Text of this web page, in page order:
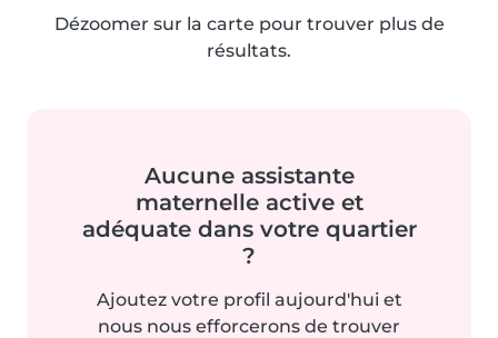
Dézoomer sur la carte pour trouver plus de
résultats.
Aucune assistante
maternelle active et
adéquate dans votre quartier
?
Ajoutez votre profil aujourd'hui et
nous nous efforcerons de trouver